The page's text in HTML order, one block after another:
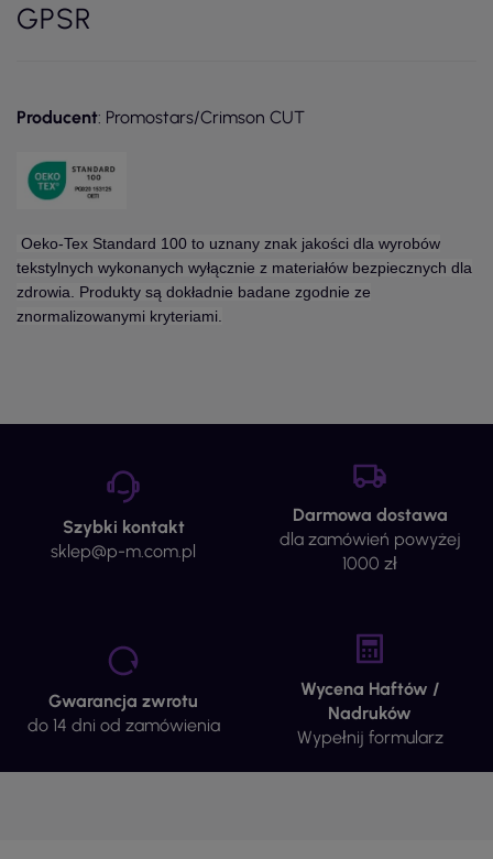
GPSR
Producent: Promostars/Crimson CUT
Oeko-Tex Standard 100 to uznany znak jakości dla wyrobów
tekstylnych wykonanych wyłącznie z materiałów bezpiecznych dla
zdrowia. Produkty są dokładnie badane zgodnie ze
znormalizowanymi kryteriami.
Szybki kontakt
sklep@p-m.com.pl
Darmowa dostawa
dla zamówień powyżej
1000 zł
Gwarancja zwrotu
do 14 dni od zamówienia
Wycena Haftów /
Nadruków
Wypełnij formularz